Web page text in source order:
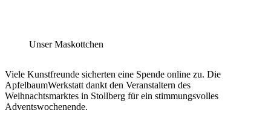
Unser Maskottchen
Viele Kunstfreunde sicherten eine Spende online zu. Die
ApfelbaumWerkstatt dankt den Veranstaltern des
Weihnachtsmarktes in Stollberg für ein stimmungsvolles
Adventswochenende.